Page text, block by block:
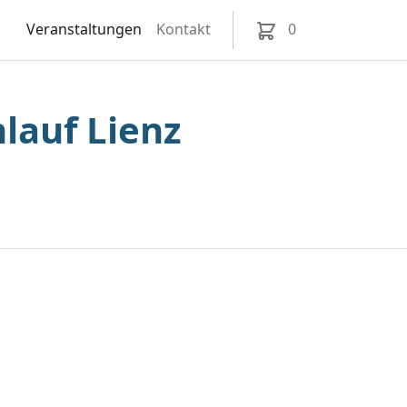
Veranstaltungen Kontakt 0
Lienz